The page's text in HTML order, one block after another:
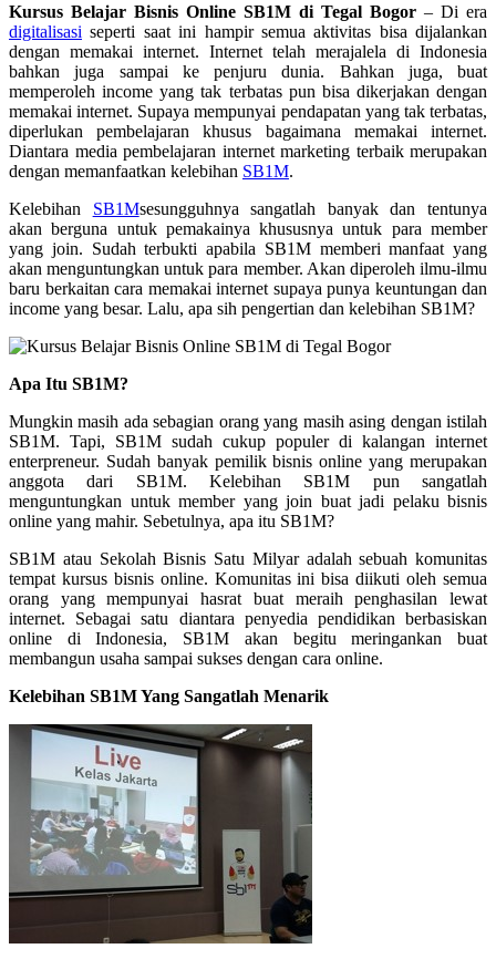
Kursus Belajar Bisnis Online SB1M di Tegal Bogor – Di era
digitalisasi seperti saat ini hampir semua aktivitas bisa dijalankan
dengan memakai internet. Internet telah merajalela di Indonesia
bahkan juga sampai ke penjuru dunia. Bahkan juga, buat
memperoleh income yang tak terbatas pun bisa dikerjakan dengan
memakai internet. Supaya mempunyai pendapatan yang tak terbatas,
diperlukan pembelajaran khusus bagaimana memakai internet.
Diantara media pembelajaran internet marketing terbaik merupakan
dengan memanfaatkan kelebihan SB1M.
Kelebihan SB1Msesungguhnya sangatlah banyak dan tentunya
akan berguna untuk pemakainya khususnya untuk para member
yang join. Sudah terbukti apabila SB1M memberi manfaat yang
akan menguntungkan untuk para member. Akan diperoleh ilmu-ilmu
baru berkaitan cara memakai internet supaya punya keuntungan dan
income yang besar. Lalu, apa sih pengertian dan kelebihan SB1M?
Apa Itu SB1M?
Mungkin masih ada sebagian orang yang masih asing dengan istilah
SB1M. Tapi, SB1M sudah cukup populer di kalangan internet
enterpreneur. Sudah banyak pemilik bisnis online yang merupakan
anggota dari SB1M. Kelebihan SB1M pun sangatlah
menguntungkan untuk member yang join buat jadi pelaku bisnis
online yang mahir. Sebetulnya, apa itu SB1M?
SB1M atau Sekolah Bisnis Satu Milyar adalah sebuah komunitas
tempat kursus bisnis online. Komunitas ini bisa diikuti oleh semua
orang yang mempunyai hasrat buat meraih penghasilan lewat
internet. Sebagai satu diantara penyedia pendidikan berbasiskan
online di Indonesia, SB1M akan begitu meringankan buat
membangun usaha sampai sukses dengan cara online.
Kelebihan SB1M Yang Sangatlah Menarik